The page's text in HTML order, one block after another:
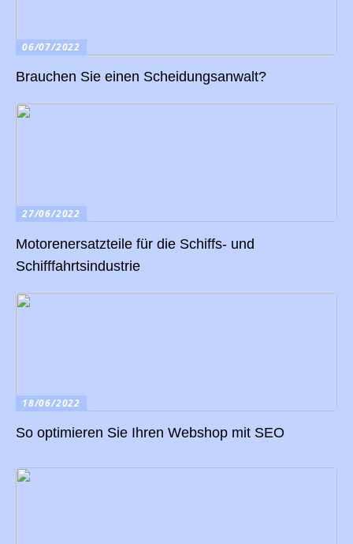
06/07/2022
Brauchen Sie einen Scheidungsanwalt?
27/06/2022
Motorenersatzteile für die Schiffs- und
Schifffahrtsindustrie
18/06/2022
So optimieren Sie Ihren Webshop mit SEO